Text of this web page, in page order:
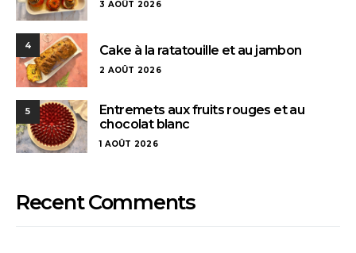
3 AOÛT 2026
4 Cake à la ratatouille et au jambon
2 AOÛT 2026
5
Entremets aux fruits rouges et au
chocolat blanc
1 AOÛT 2026
Recent Comments